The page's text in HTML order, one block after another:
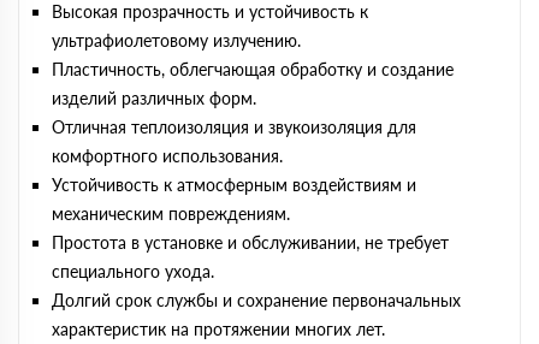
Высокая прозрачность и устойчивость к
ультрафиолетовому излучению.
Пластичность, облегчающая обработку и создание
изделий различных форм.
Отличная теплоизоляция и звукоизоляция для
комфортного использования.
Устойчивость к атмосферным воздействиям и
механическим повреждениям.
Простота в установке и обслуживании, не требует
специального ухода.
Долгий срок службы и сохранение первоначальных
характеристик на протяжении многих лет.